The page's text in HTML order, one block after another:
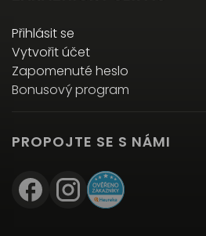
Přihlásit se
Vytvořit účet
Zapomenuté heslo
Bonusový program
PROPOJTE SE S NÁMI